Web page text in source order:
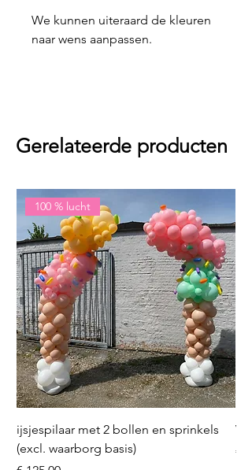
We kunnen uiteraard de kleuren
naar wens aanpassen.
Gerelateerde producten
100 % lucht
ijsjespilaar met 2 bollen en sprinkels
(excl. waarborg basis)
Prijs
€